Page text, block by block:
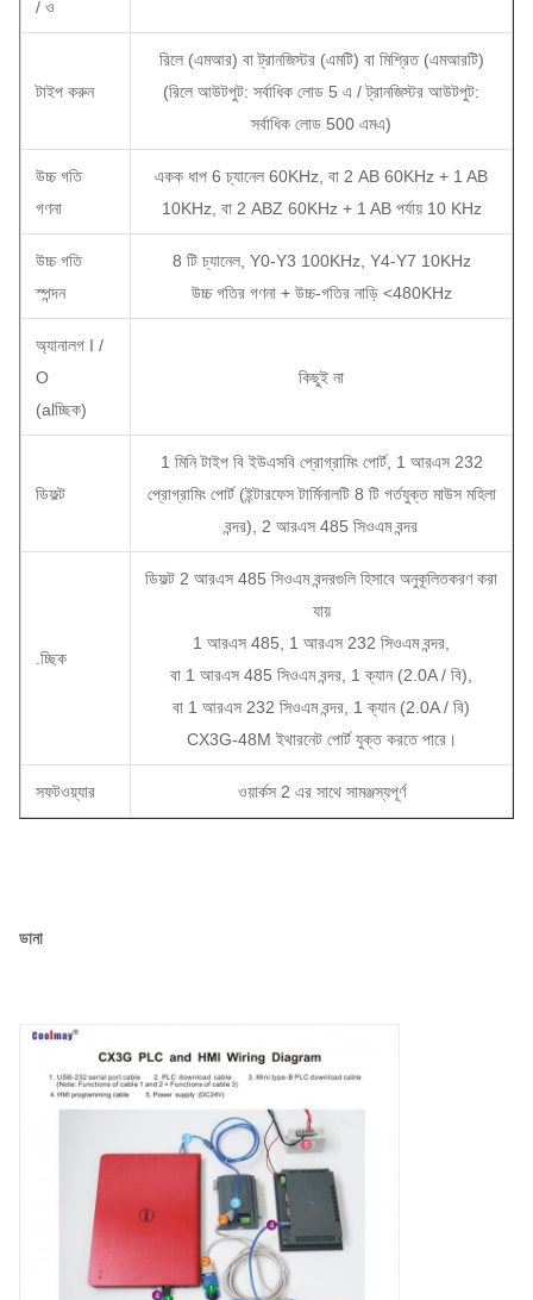
/ ও
টাইপ করুন
রিলে (এমআর) বা ট্রানজিস্টর (এমটি) বা মিশ্রিত (এমআরটি)
(রিলে আউটপুট: সর্বাধিক লোড 5 এ / ট্রানজিস্টর আউটপুট:
সর্বাধিক লোড 500 এমএ)
উচ্চ গতি
গণনা
একক ধাপ 6 চ্যানেল 60KHz, বা 2 AB 60KHz + 1 AB
10KHz, বা 2 ABZ 60KHz + 1 AB পর্যায় 10 KHz
উচ্চ গতি
স্পন্দন
8 টি চ্যানেল, Y0-Y3 100KHz, Y4-Y7 10KHz
উচ্চ গতির গণনা + উচ্চ-গতির নাড়ি <480KHz
অ্যানালগ I /
O
(alচ্ছিক)
কিছুই না
ডিফল্ট
1 মিনি টাইপ বি ইউএসবি প্রোগ্রামিং পোর্ট, 1 আরএস 232
প্রোগ্রামিং পোর্ট (ইন্টারফেস টার্মিনালটি 8 টি গর্তযুক্ত মাউস মহিলা
বন্দর), 2 আরএস 485 সিওএম বন্দর
.চ্ছিক
ডিফল্ট 2 আরএস 485 সিওএম বন্দরগুলি হিসাবে অনুকূলিতকরণ করা
যায়
1 আরএস 485, 1 আরএস 232 সিওএম বন্দর,
বা 1 আরএস 485 সিওএম বন্দর, 1 ক্যান (2.0A / বি),
বা 1 আরএস 232 সিওএম বন্দর, 1 ক্যান (2.0A / বি)
CX3G-48M ইথারনেট পোর্ট যুক্ত করতে পারে।
সফটওয়্যার ওয়ার্কস 2 এর সাথে সামঞ্জস্যপূর্ণ
ডানা